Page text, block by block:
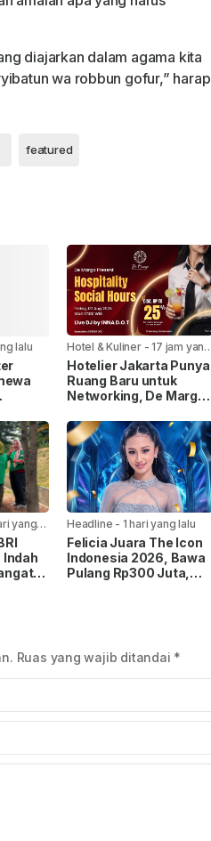
diajarkan dalam agama kita
wa robbun gofur,” harap
featured
lalu Hotel & Kuliner -17 jam yang
lalu
Hotelier Jakarta Punya
Ruang Baru untuk
Networking, De Margo
Hours
yang
Indah
Headline - 1 hari yang lalu
Felicia Juara The Icon
Indonesia 2026, Bawa
Pulang Rp300 Juta,
Ruas yang wajib ditandai *